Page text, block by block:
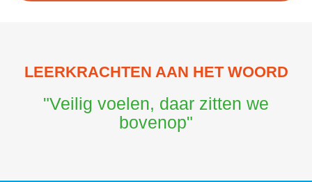
LEERKRACHTEN AAN HET WOORD
"Veilig voelen, daar zitten we
bovenop"